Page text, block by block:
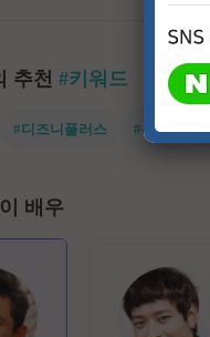
추천 #키워드
#디즈니플러스 #유쾌한
배우